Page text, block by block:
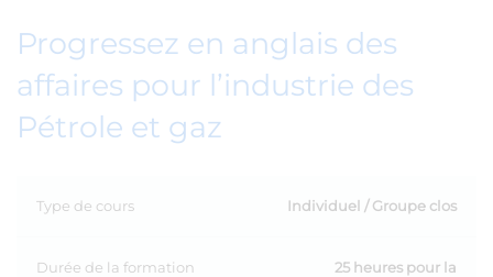
Progressez en anglais des
affaires pour l’industrie des
Pétrole et gaz
Type de cours Individuel / Groupe clos
Durée de la formation
25 heures pour la